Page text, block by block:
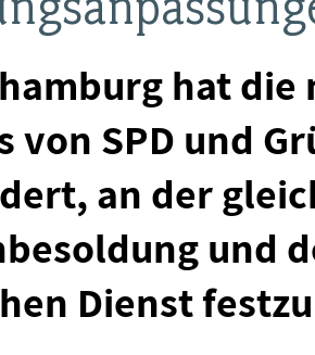
hat
von SPD und
an der
und
Dienst